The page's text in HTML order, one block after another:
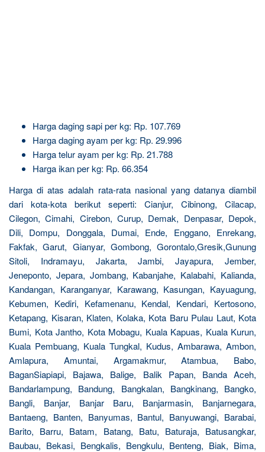
Harga daging sapi per kg: Rp. 107.769
Harga daging ayam per kg: Rp. 29.996
Harga telur ayam per kg: Rp. 21.788
Harga ikan per kg: Rp. 66.354
Harga di atas adalah rata-rata nasional yang datanya diambil
dari kota-kota berikut seperti: Cianjur, Cibinong, Cilacap,
Cilegon, Cimahi, Cirebon, Curup, Demak, Denpasar, Depok,
Dili, Dompu, Donggala, Dumai, Ende, Enggano, Enrekang,
Fakfak, Garut, Gianyar, Gombong, Gorontalo,Gresik,Gunung
Sitoli, Indramayu, Jakarta, Jambi, Jayapura, Jember,
Jeneponto, Jepara, Jombang, Kabanjahe, Kalabahi, Kalianda,
Kandangan, Karanganyar, Karawang, Kasungan, Kayuagung,
Kebumen, Kediri, Kefamenanu, Kendal, Kendari, Kertosono,
Ketapang, Kisaran, Klaten, Kolaka, Kota Baru Pulau Laut, Kota
Bumi, Kota Jantho, Kota Mobagu, Kuala Kapuas, Kuala Kurun,
Kuala Pembuang, Kuala Tungkal, Kudus, Ambarawa, Ambon,
Amlapura, Amuntai, Argamakmur, Atambua, Babo,
BaganSiapiapi, Bajawa, Balige, Balik Papan, Banda Aceh,
Bandarlampung, Bandung, Bangkalan, Bangkinang, Bangko,
Bangli, Banjar, Banjar Baru, Banjarmasin, Banjarnegara,
Bantaeng, Banten, Banyumas, Bantul, Banyuwangi, Barabai,
Barito, Barru, Batam, Batang, Batu, Baturaja, Batusangkar,
Baubau, Bekasi, Bengkalis, Bengkulu, Benteng, Biak, Bima,